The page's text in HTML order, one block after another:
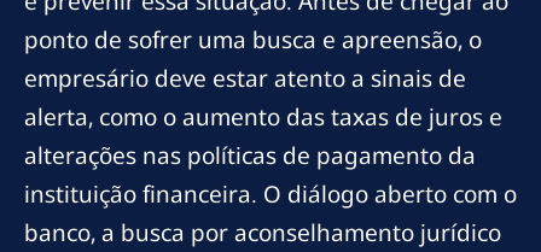
ponto de sofrer uma busca e apreensão, o
empresário deve estar atento a sinais de
alerta, como o aumento das taxas de juros e
alterações nas políticas de pagamento da
instituição financeira. O diálogo aberto com o
banco, a busca por aconselhamento jurídico